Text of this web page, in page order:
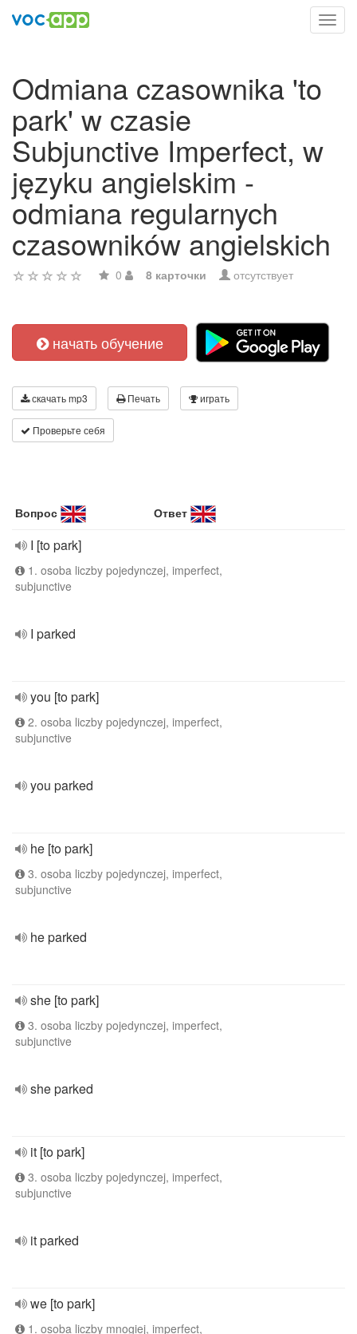
Odmiana czasownika 'to
park' w czasie
Subjunctive Imperfect, w
języku angielskim -
odmiana regularnych
czasowników angielskich
0 8 карточки отсутствует
начать обучение
скачать mp3 Печать играть
Проверьте себя
Вопрос Ответ
I [to park]
1. osoba liczby pojedynczej, imperfect,
subjunctive
I parked
you [to park]
2. osoba liczby pojedynczej, imperfect,
subjunctive
you parked
he [to park]
3. osoba liczby pojedynczej, imperfect,
subjunctive
he parked
she [to park]
3. osoba liczby pojedynczej, imperfect,
subjunctive
she parked
it [to park]
3. osoba liczby pojedynczej, imperfect,
subjunctive
it parked
we [to park]
1. osoba liczby mnogiej, imperfect,